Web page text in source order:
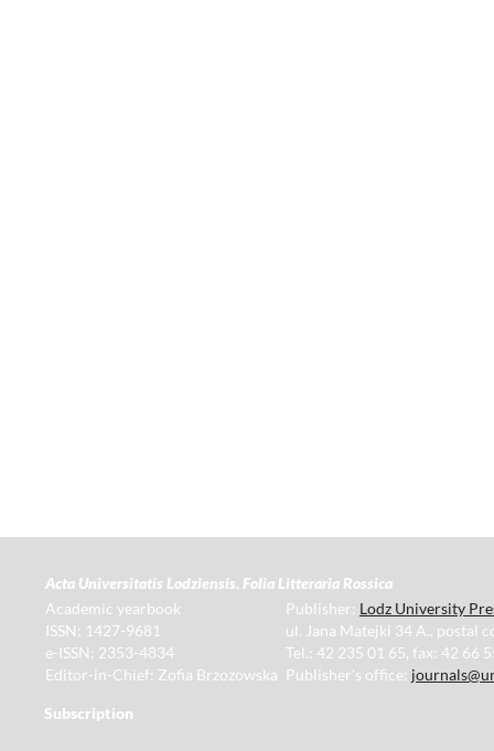
Acta Universitatis Lodziensis. Folia Litteraria Rossica
Academic yearbook
ISSN: 1427-9681
e-ISSN: 2353-4834
Editor-in-Chief: Zofia Brzozowska
Publisher: Lodz University
ul. Jana Matejki 34 A., postal
Tel.: 42 235 01 65, fax: 42 66
Publisher's office:
Subscription